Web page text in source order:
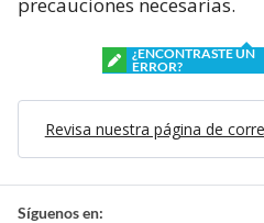
¿ENCONTRASTE UN
ERROR?
Revisa nuestra página de
Síguenos en: